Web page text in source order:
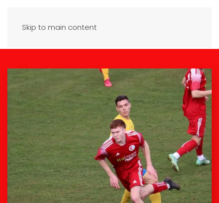
Skip to main content